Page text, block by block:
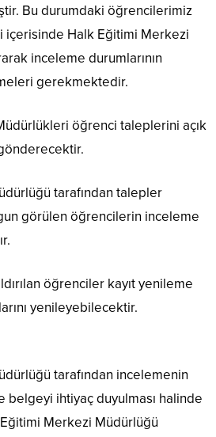
Bu durumdaki öğrencilerimiz
içerisinde Halk Eğitimi Merkezi
inceleme durumlarının
gerekmektedir.
öğrenci taleplerini açık
tarafından talepler
görülen öğrencilerin inceleme
öğrenciler kayıt yenileme
yenileyebilecektir.
tarafından incelemenin
belgeyi ihtiyaç duyulması halinde
Merkezi Müdürlüğü